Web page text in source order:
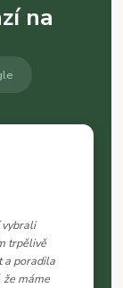
na
vybrali
trpělivě
a poradila
že máme